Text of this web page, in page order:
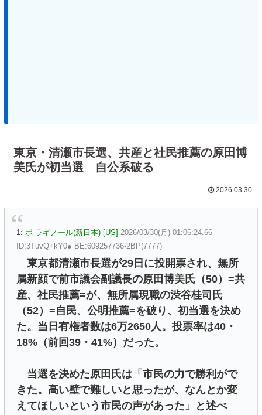
東京・清瀬市長選、共産と社民推薦の原田博
美氏が初当選 自公系破る
2026.03.30
1: ボ ラギノール(新日本) [US] 2026/03/30(月) 01:06:24.66
ID:3TuvQ+kY0● BE:609257736-2BP(7777)
東京都清瀬市長選が29日に投開票され、無所
属新顔で前市議会副議長の原田博美氏（50）=共
産、社民推薦=が、無所属現職の渋谷桂司氏
（52）=自民、公明推薦=を破り、初当選を決め
た。当日有権者数は6万2650人。投票率は40・
18%（前回39・41%）だった。
当選を決めた原田氏は「市民の力で勝利がで
きた。高い壁で難しいと思ったが、なんとか変
えてほしいという市民の声があった」と述べ